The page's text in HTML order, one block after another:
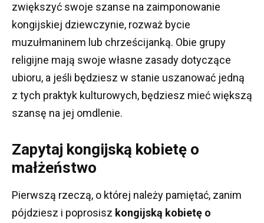
zwiększyć swoje szanse na zaimponowanie
kongijskiej dziewczynie, rozważ bycie
muzułmaninem lub chrześcijanką. Obie grupy
religijne mają swoje własne zasady dotyczące
ubioru, a jeśli będziesz w stanie uszanować jedną
z tych praktyk kulturowych, będziesz mieć większą
szansę na jej omdlenie.
Zapytaj kongijską kobietę o
małżeństwo
Pierwszą rzeczą, o której należy pamiętać, zanim
pójdziesz i poprosisz kongijską kobietę o